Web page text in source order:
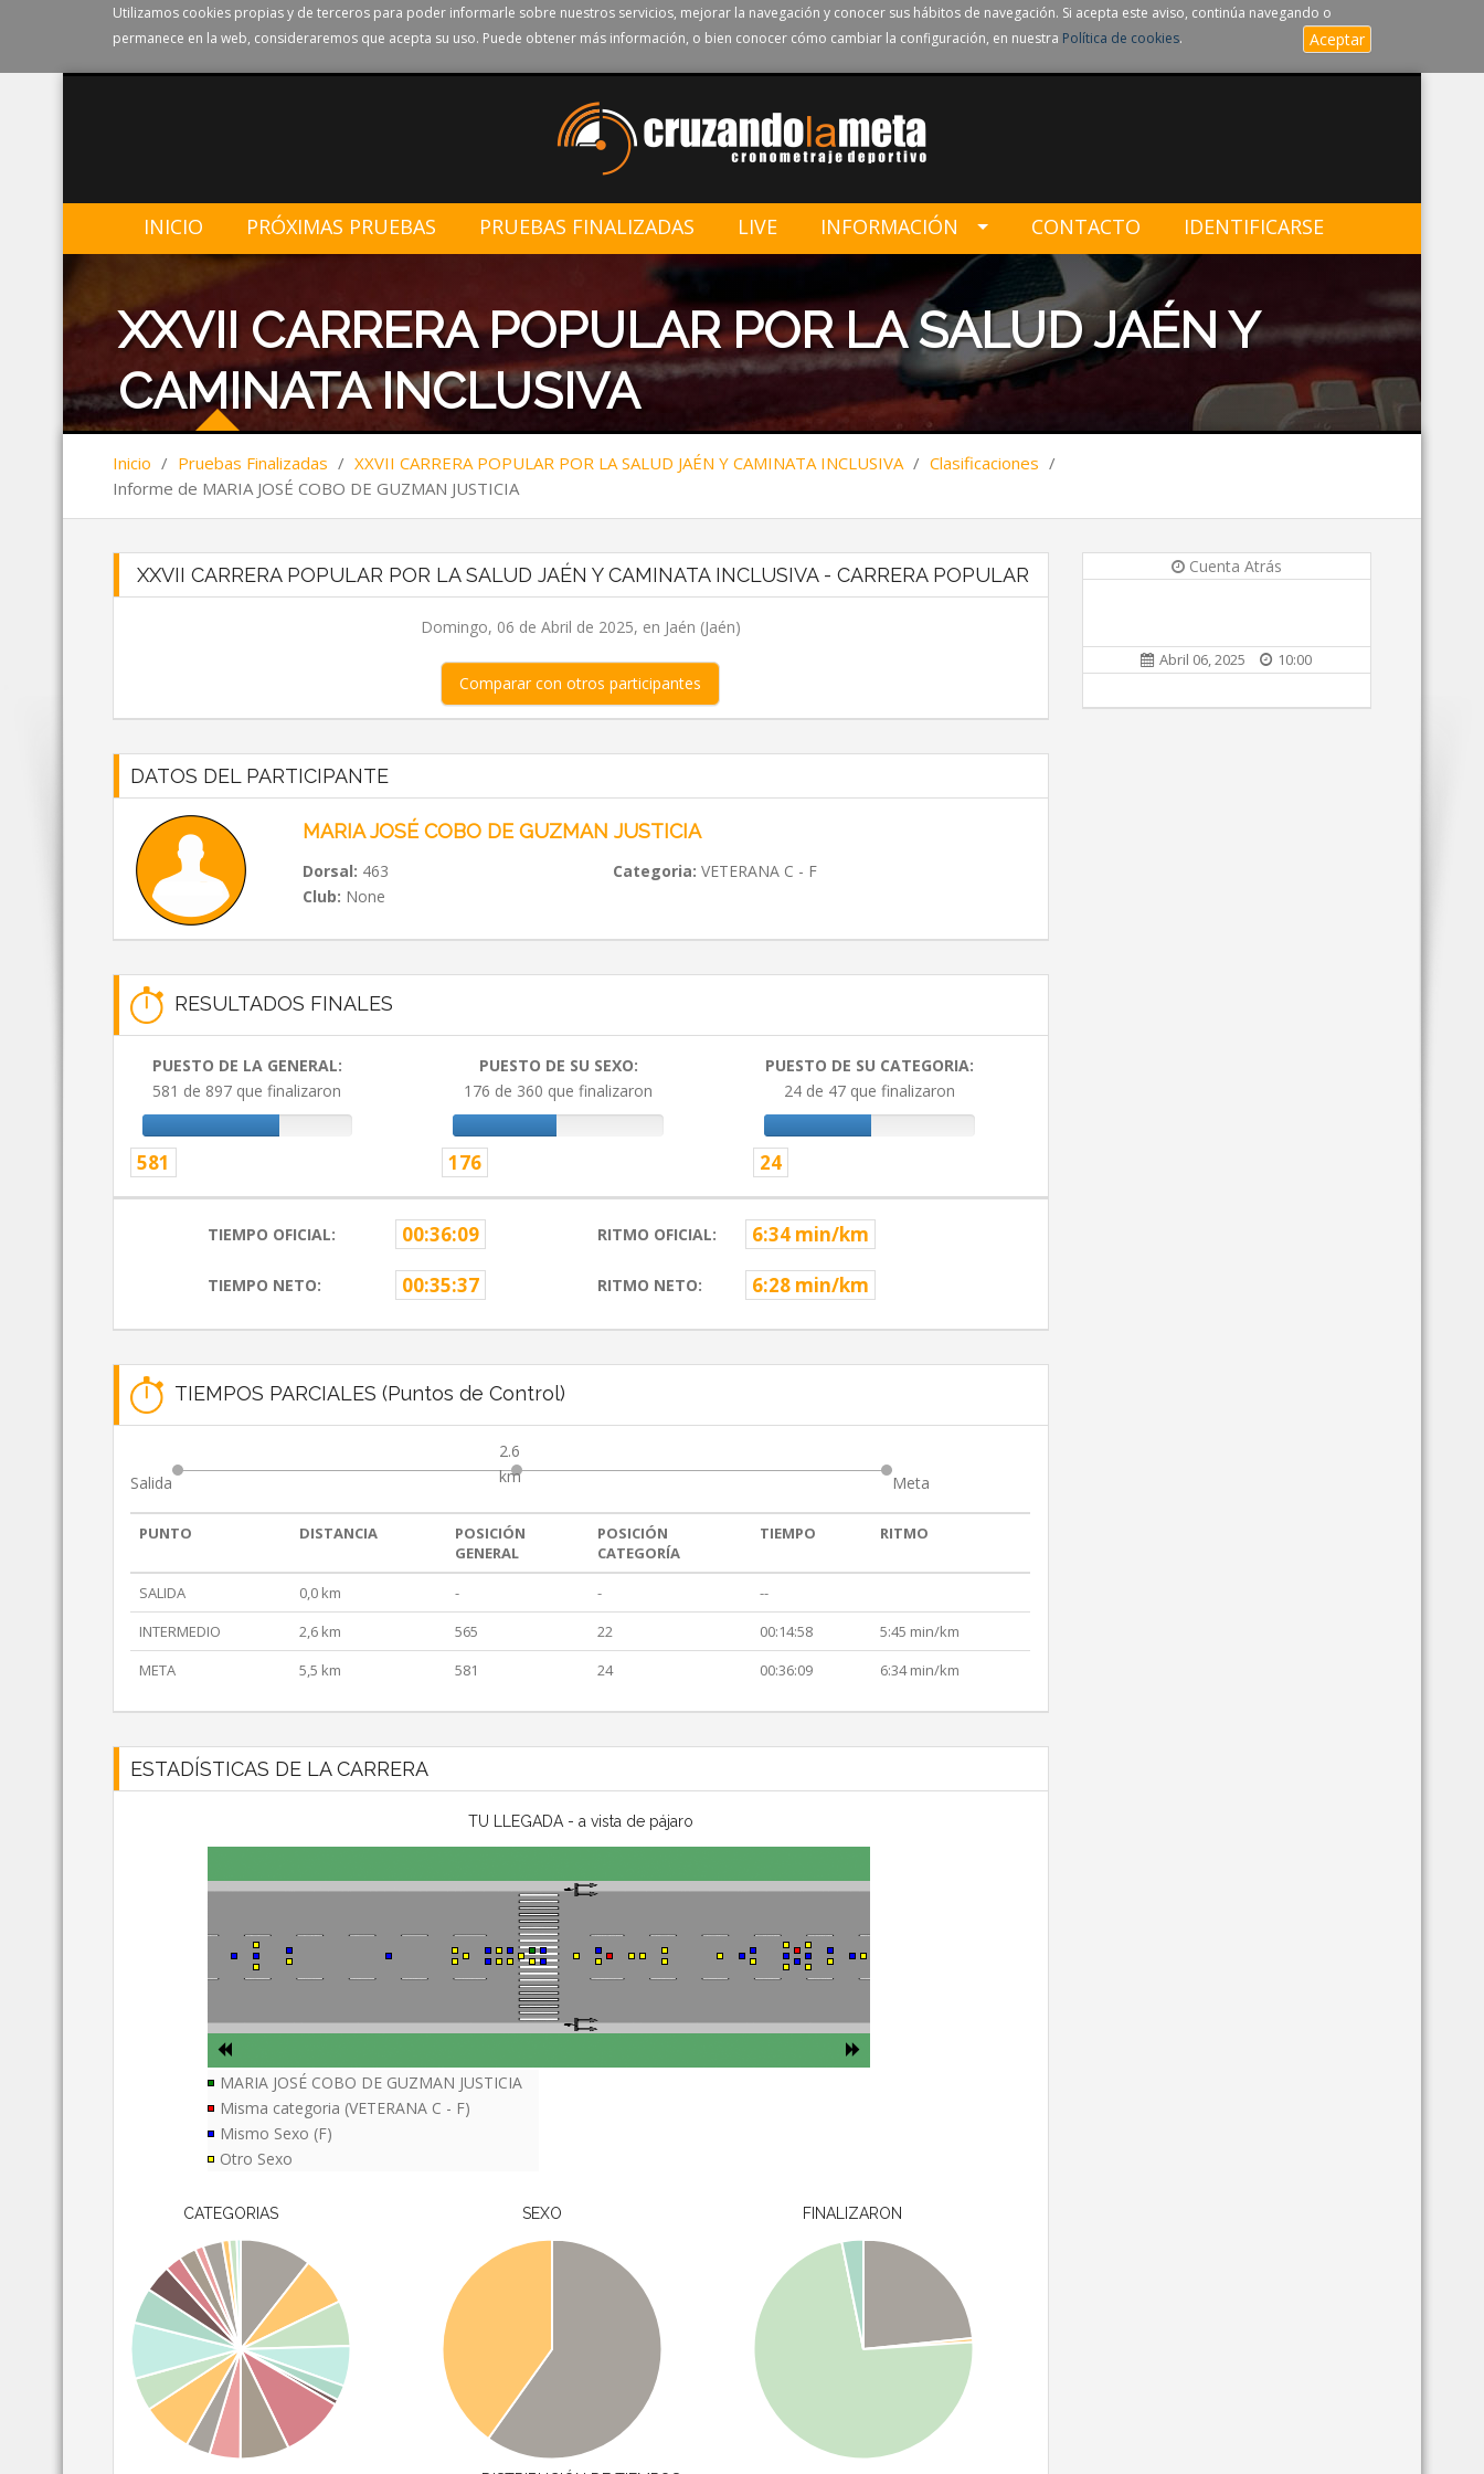
Utilizamos cookies propias y de terceros para poder informarle sobre nuestros servicios, mejorar la navegación y conocer sus hábitos de navegación. Si acepta este aviso, continúa navegando o
permanece en la web, consideraremos que acepta su uso. Puede obtener más información, o bien conocer cómo cambiar la configuración, en nuestra Política de cookies. Aceptar
INICIO PRÓXIMAS PRUEBAS PRUEBAS FINALIZADAS LIVE INFORMACIÓN CONTACTO IDENTIFICARSE
XXVII CARRERA POPULAR POR LA SALUD JAÉN Y
CAMINATA INCLUSIVA
Inicio / Pruebas Finalizadas / XXVII CARRERA POPULAR POR LA SALUD JAÉN Y CAMINATA INCLUSIVA / Clasificaciones /
Informe de MARIA JOSÉ COBO DE GUZMAN JUSTICIA
XXVII CARRERA POPULAR POR LA SALUD JAÉN Y CAMINATA INCLUSIVA - CARRERA POPULAR
Domingo, 06 de Abril de 2025, en Jaén (Jaén)
Comparar con otros participantes
DATOS DEL PARTICIPANTE
MARIA JOSÉ COBO DE GUZMAN JUSTICIA
Dorsal: 463 Categoria: VETERANA C - F
Club: None
RESULTADOS FINALES
PUESTO DE LA GENERAL:
581 de 897 que finalizaron
581
PUESTO DE SU SEXO:
176 de 360 que finalizaron
176
PUESTO DE SU CATEGORIA:
24 de 47 que finalizaron
24
TIEMPO OFICIAL: 00:36:09 RITMO OFICIAL: 6:34 min/km
TIEMPO NETO: 00:35:37 RITMO NETO: 6:28 min/km
TIEMPOS PARCIALES (Puntos de Control)
Salida
2.6
km
Meta
PUNTO DISTANCIA
POSICIÓN
GENERAL
POSICIÓN
CATEGORÍA
TIEMPO RITMO
SALIDA 0,0 km - -
--
INTERMEDIO
2,6 km 565 22 00:14:58
5:45 min/km
META
5,5 km 581 24 00:36:09 6:34 min/km
ESTADÍSTICAS DE LA CARRERA
TU LLEGADA - a vista de pájaro
MARIA JOSÉ COBO DE GUZMAN JUSTICIA
Misma categoria (VETERANA C - F)
Mismo Sexo (F)
Otro Sexo
CATEGORIAS SEXO FINALIZARON
Cuenta Atrás
Abril 06, 2025 10:00